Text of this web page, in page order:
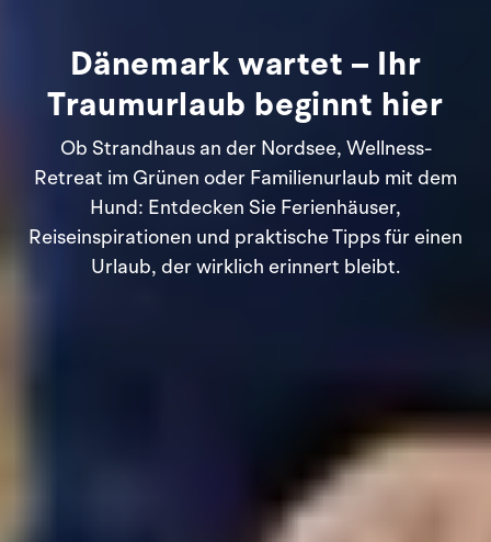
Dänemark wartet – Ihr
Traumurlaub beginnt hier
Ob Strandhaus an der Nordsee, Wellness-
Retreat im Grünen oder Familienurlaub mit dem
Hund: Entdecken Sie Ferienhäuser,
Reiseinspirationen und praktische Tipps für einen
Urlaub, der wirklich erinnert bleibt.